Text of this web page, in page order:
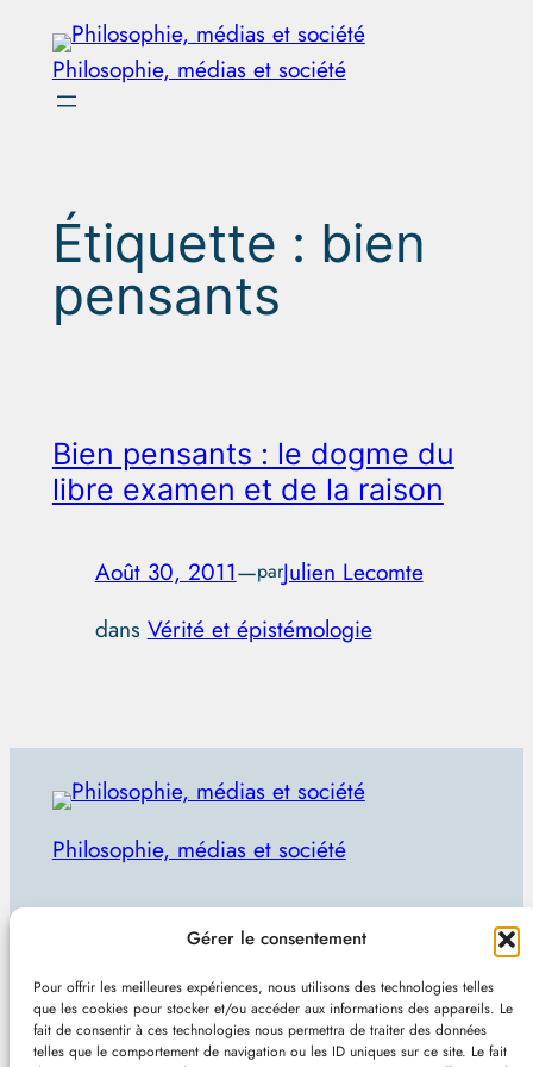
Gérer le consentement
Pour offrir les meilleures expériences, nous utilisons des technologies telles
que les cookies pour stocker et/ou accéder aux informations des appareils. Le
fait de consentir à ces technologies nous permettra de traiter des données
telles que le comportement de navigation ou les ID uniques sur ce site. Le fait
Aller
contenu
Philosophie, médias et société
Étiquette : bien
pensants
Bien pensants : le dogme du
libre examen et de la raison
Août 30, 2011—parJulien Lecomte
dans Vérité et épistémologie
Philosophie, médias et société
e
c
Plan du site–Mentions et confidentialité–Sans
pub et indépendant